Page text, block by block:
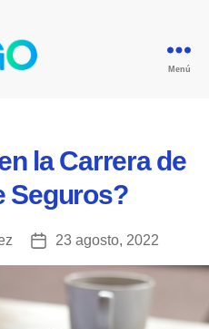
Menú
Categorías
la Carrera de
Seguros?
Fecha
de
publicación
23 agosto, 2022